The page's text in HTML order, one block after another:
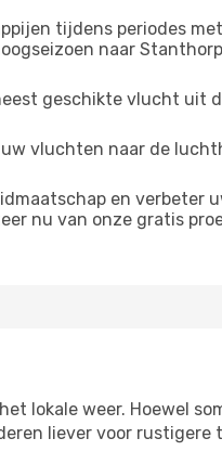
tijdens periodes
naar
geschikte vlucht uit
vluchten naar de
en verbeter
nu van onze gratis
lokale weer. Hoewel
liever voor